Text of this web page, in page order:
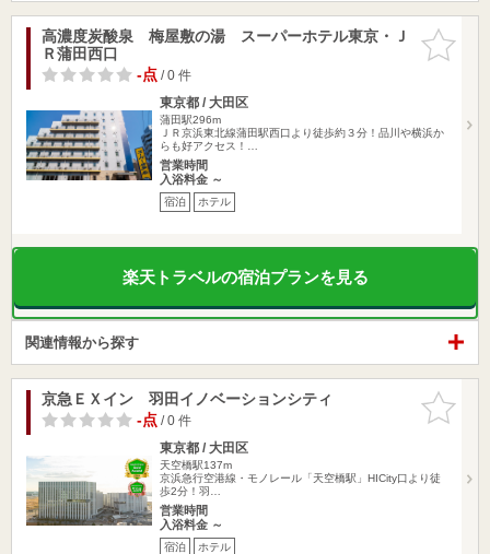
お気に入
りに追加
高濃度炭酸泉 梅屋敷の湯 スーパーホテル東京・Ｊ
Ｒ蒲田西口
-点/ 0 件
東京都 / 大田区
蒲田駅296m
ＪＲ京浜東北線蒲田駅西口より徒歩約３分！品川や横浜か
らも好アクセス！…
営業時間
入浴料金 ～
宿泊 ホテル
楽天トラベルの宿泊プランを見る
関連情報から探す
お気に入
りに追加
京急ＥＸイン 羽田イノベーションシティ
-点/ 0 件
東京都 / 大田区
天空橋駅137m
京浜急行空港線・モノレール「天空橋駅」HICity口より徒
歩2分！羽…
営業時間
入浴料金 ～
宿泊 ホテル